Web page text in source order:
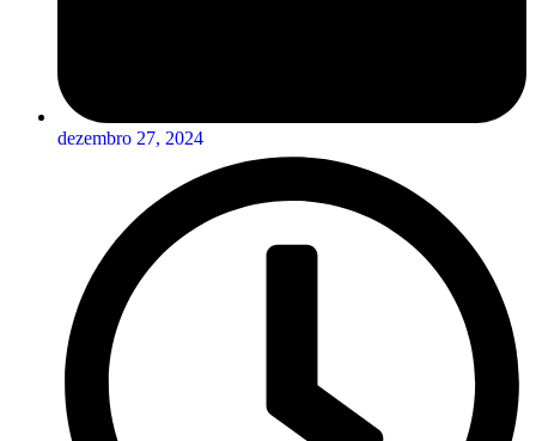
dezembro 27, 2024